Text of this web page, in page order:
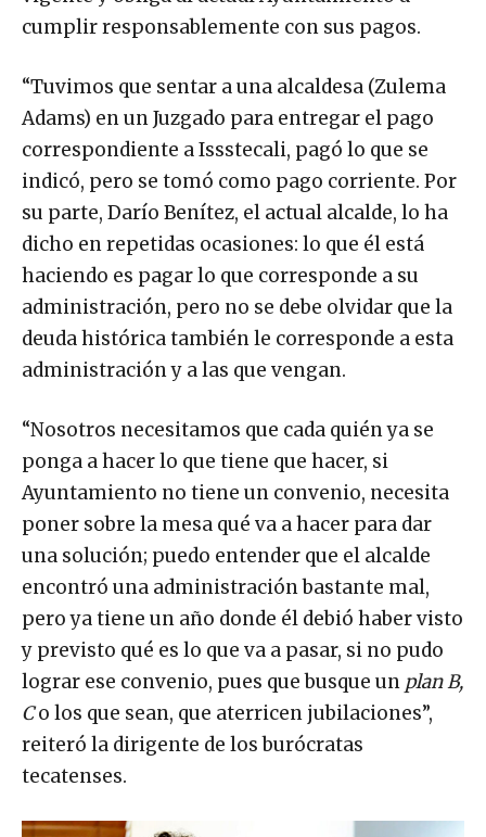
cumplir responsablemente con sus pagos.
“Tuvimos que sentar a una alcaldesa (Zulema
Adams) en un Juzgado para entregar el pago
correspondiente a Issstecali, pagó lo que se
indicó, pero se tomó como pago corriente. Por
su parte, Darío Benítez, el actual alcalde, lo ha
dicho en repetidas ocasiones: lo que él está
haciendo es pagar lo que corresponde a su
administración, pero no se debe olvidar que la
deuda histórica también le corresponde a esta
administración y a las que vengan.
“Nosotros necesitamos que cada quién ya se
ponga a hacer lo que tiene que hacer, si
Ayuntamiento no tiene un convenio, necesita
poner sobre la mesa qué va a hacer para dar
una solución; puedo entender que el alcalde
encontró una administración bastante mal,
pero ya tiene un año donde él debió haber visto
y previsto qué es lo que va a pasar, si no pudo
lograr ese convenio, pues que busque un plan B,
Co los que sean, que aterricen jubilaciones”,
reiteró la dirigente de los burócratas
tecatenses.